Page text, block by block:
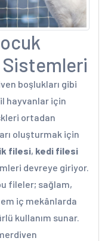
Sistemleri
boşlukları gibi
hayvanlar için
ortadan
oluşturmak için
filesi, kedi filesi
devreye giriyor.
fileler; sağlam,
iç mekânlarda
kullanım sunar.